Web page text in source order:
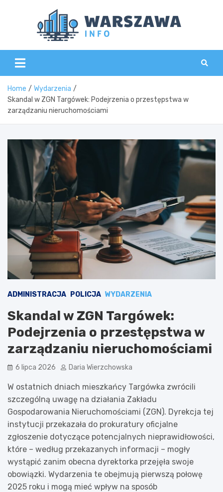
Home
Wydarzenia
Skandal w ZGN Targówek: Podejrzenia o przestępstwa w
zarządzaniu nieruchomościami
ADMINISTRACJA POLICJA WYDARZENIA
Skandal w ZGN Targówek:
Podejrzenia o przestępstwa w
zarządzaniu nieruchomościami
6 lipca 2026 Daria Wierzchowska
W ostatnich dniach mieszkańcy Targówka zwrócili
szczególną uwagę na działania Zakładu
Gospodarowania Nieruchomościami (ZGN). Dyrekcja tej
instytucji przekazała do prokuratury oficjalne
zgłoszenie dotyczące potencjalnych nieprawidłowości,
które – według przekazanych informacji – mogły
wystąpić zanim obecna dyrektorka przejęła swoje
obowiązki. Wydarzenia te obejmują pierwszą połowę
2025 roku i mogą mieć wpływ na sposób